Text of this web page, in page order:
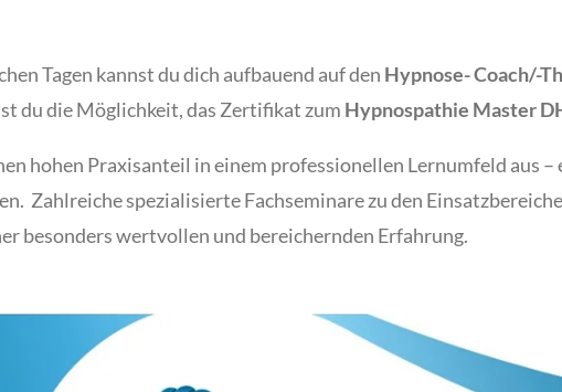
Tagen kannst du dich aufbauend auf den Hypnose- Coach/-
du die Möglichkeit, das Zertifikat zum Hypnospathie Master
hohen Praxisanteil in einem professionellen Lernumfeld aus
Zahlreiche spezialisierte Fachseminare zu den
besonders wertvollen und bereichernden Erfahrung.